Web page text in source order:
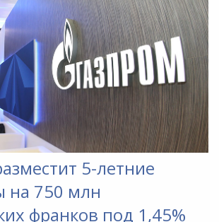
5-летние
на 750 млн
франков под 1,45%